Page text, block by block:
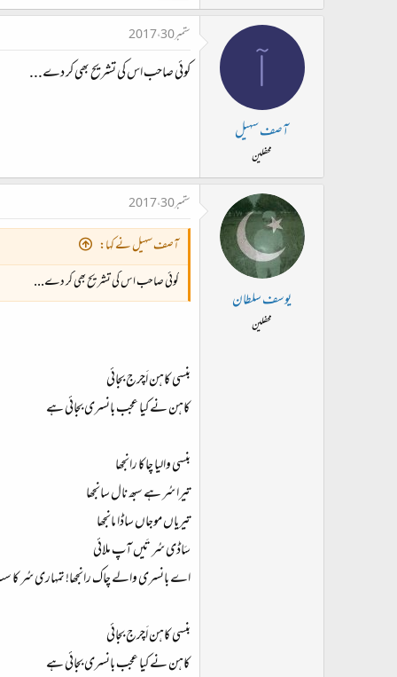
آ
آصف سہیل
محفلین
ستمبر 30، 2017
کوئی صاحب اس کی تشریح بھی کر دے...
یوسف سلطان
محفلین
ستمبر 30، 2017
آصف سہیل نے کہا:
کوئی صاحب اس کی تشریح بھی کر دے...
بنسی کاہن اَچرج بجائی
کاہن نے کیا عجب بانسری بجائی ہے
بنسی والیا چاکا رانجھا
تیرا سُر ہے سبھ نال سانجھا
تیریاں موجاں ساڈا مانجھا
سَاڈی سُر تَیں آپ ملائی
اے بانسری والے چاک رانجھا! تمہاری سُر
بنسی کاہن اَچرج بجائی​
کاہن نے کیا عجب بانسری بجائی ہے